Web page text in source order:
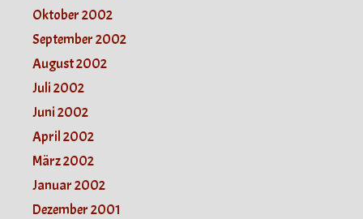
Oktober 2002
September 2002
August 2002
Juli 2002
Juni 2002
April 2002
März 2002
Januar 2002
Dezember 2001